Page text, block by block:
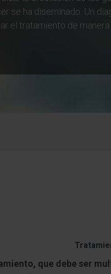
se ha diseminado. Un
el tratamiento de manera
que debe ser